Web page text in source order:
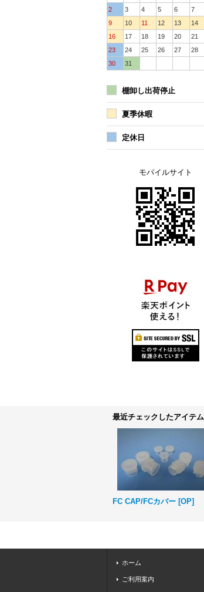
2
3 4 5 6 7
9
10 11 12 13 14
16
17 18 19 20 21
23
24 25 26 27 28
30
31
棚卸し出荷停止
夏季休暇
定休日
モバイルサイト
最近チェックしたアイテム
FC CAP/FCカバー [OP]
ホーム
ご利用案内